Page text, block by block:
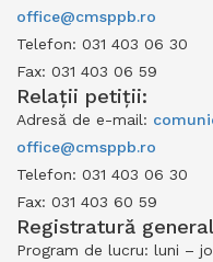
office@cmsppb.ro
Telefon: 031 403 06 30
Fax: 031 403 06 59
Relații petiții:
Adresă de e-mail:
office@cmsppb.ro
Telefon: 031 403 06 30
Fax: 031 403 60 59
Registratură
Program de lucru: luni –